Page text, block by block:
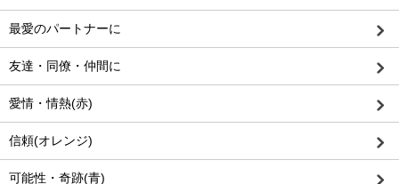
最愛のパートナーに
友達・同僚・仲間に
愛情・情熱(赤)
信頼(オレンジ)
可能性・奇跡(青)